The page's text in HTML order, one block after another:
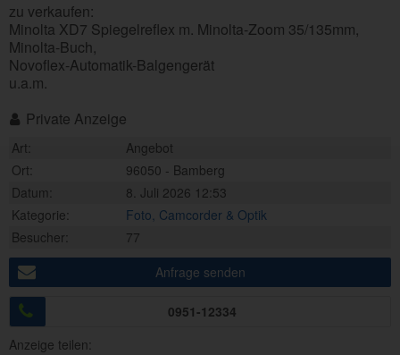
zu verkaufen:
Minolta XD7 Spiegelreflex m. Minolta-Zoom 35/135mm,
Minolta-Buch,
Novoflex-Automatik-Balgengerät
u.a.m.
Private Anzeige
Art:
Angebot
Ort:
96050 - Bamberg
Datum:
8. Juli 2026 12:53
Kategorie:
Foto, Camcorder & Optik
Besucher:
77
Anfrage senden
0951-12334
Anzeige teilen: